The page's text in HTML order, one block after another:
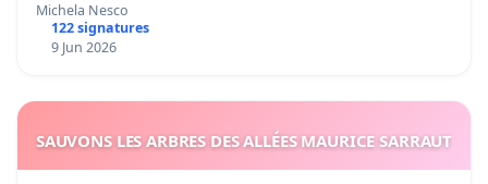
Michela Nesco
122 signatures
9 Jun 2026
SAUVONS LES ARBRES DES ALLÉES MAURICE SARRAUT